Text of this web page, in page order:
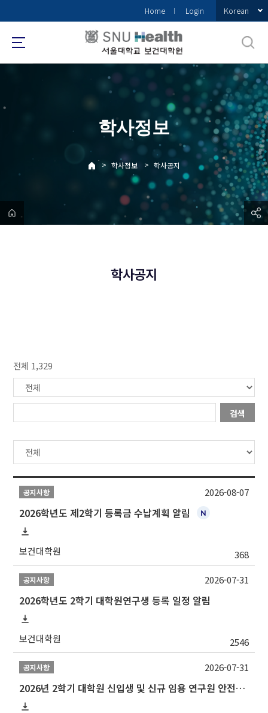
로
메
Home Login Korean
학사정보
> 학사정보 > 학사공지
학사공지
전체 1,329
검색
공지사항
2026학년도 제2학기 등록금 수납계획 알림
보건대학원 368
2026-08-07
공지사항
2026학년도 2학기 대학원연구생 등록 일정 알림
보건대학원 2546
2026-07-31
공지사항
2026년 2학기 대학원 신입생 및 신규 임용 연구원 안전환경교육(신규교육) 실시 안내
2026-07-31